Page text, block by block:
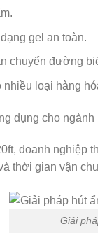
gel an toàn.
chuyển đường
nhiều loại hàng
dụng cho ngành
doanh nghiệp
thời gian vận
Giải